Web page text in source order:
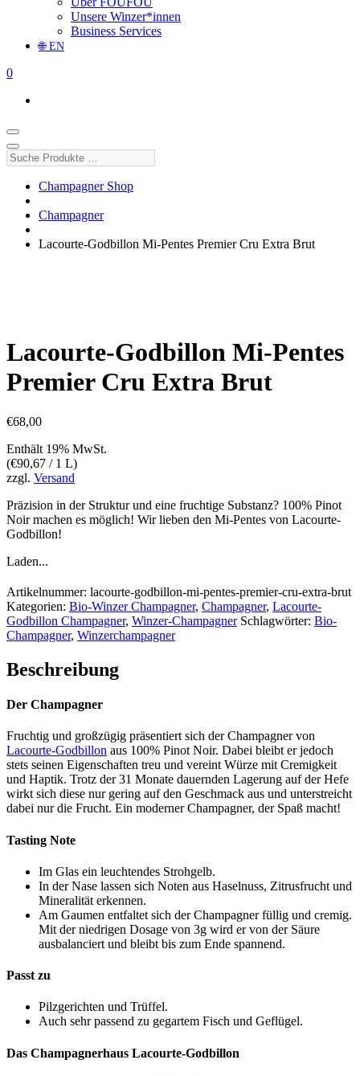
Unsere Winzer*innen
Business Services
🌐 EN
0
Suche
Produkte
Champagner Shop
Champagner
Lacourte-Godbillon Mi-Pentes Premier Cru Extra Brut
Lacourte-Godbillon Mi-Pentes
Premier Cru Extra Brut
€68,00
Enthält 19% MwSt.
(€90,67 / 1 L)
zzgl. Versand
Präzision in der Struktur und eine fruchtige Substanz? 100% Pinot
Noir machen es möglich! Wir lieben den Mi-Pentes von Lacourte-
Godbillon!
Laden...
Artikelnummer: lacourte-godbillon-mi-pentes-premier-cru-extra-brut
Kategorien: Bio-Winzer Champagner, Champagner, Lacourte-
Godbillon Champagner, Winzer-Champagner Schlagwörter: Bio-
Champagner, Winzerchampagner
Beschreibung
Der Champagner
Fruchtig und großzügig präsentiert sich der Champagner von
Lacourte-Godbillon aus 100% Pinot Noir. Dabei bleibt er jedoch
stets seinen Eigenschaften treu und vereint Würze mit Cremigkeit
und Haptik. Trotz der 31 Monate dauernden Lagerung auf der Hefe
wirkt sich diese nur gering auf den Geschmack aus und unterstreicht
dabei nur die Frucht. Ein moderner Champagner, der Spaß macht!
Tasting Note
Im Glas ein leuchtendes Strohgelb.
In der Nase lassen sich Noten aus Haselnuss, Zitrusfrucht und
Mineralität erkennen.
Am Gaumen entfaltet sich der Champagner füllig und cremig.
Mit der niedrigen Dosage von 3g wird er von der Säure
ausbalanciert und bleibt bis zum Ende spannend.
Passt zu
Pilzgerichten und Trüffel.
Auch sehr passend zu gegartem Fisch und Geflügel.
Das Champagnerhaus Lacourte-Godbillon